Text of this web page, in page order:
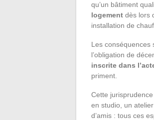
qu’un bâtiment
logement dès lors
installation de
Les conséquences
l’obligation de
inscrite dans
priment.
Cette
en studio, un
d’amis : tous ces